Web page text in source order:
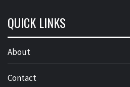
QUICK LINKS
About
Contact